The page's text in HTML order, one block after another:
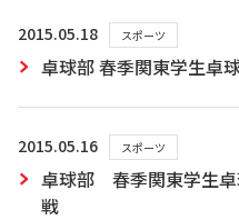
2015.05.18 スポーツ
卓球部 春季関東学生卓
2015.05.16 スポーツ
卓球部 春季関東学生卓
戦